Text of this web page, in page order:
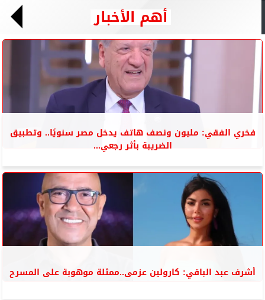
أهم الأخبار
فخري الفقي: مليون ونصف هاتف يدخل مصر سنويًا.. وتطبيق
الضريبة بأثر رجعي...
أشرف عبد الباقي: كارولين عزمى..ممثلة موهوبة على المسرح